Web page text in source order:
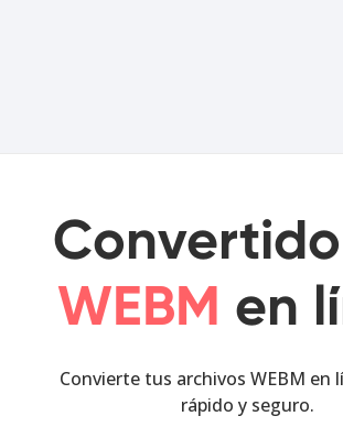
WEBM en
Convierte tus archivos WEBM en
rápido y seguro.